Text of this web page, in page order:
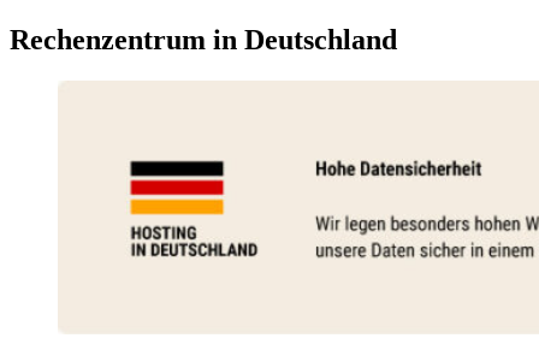
Rechenzentrum in Deutschland